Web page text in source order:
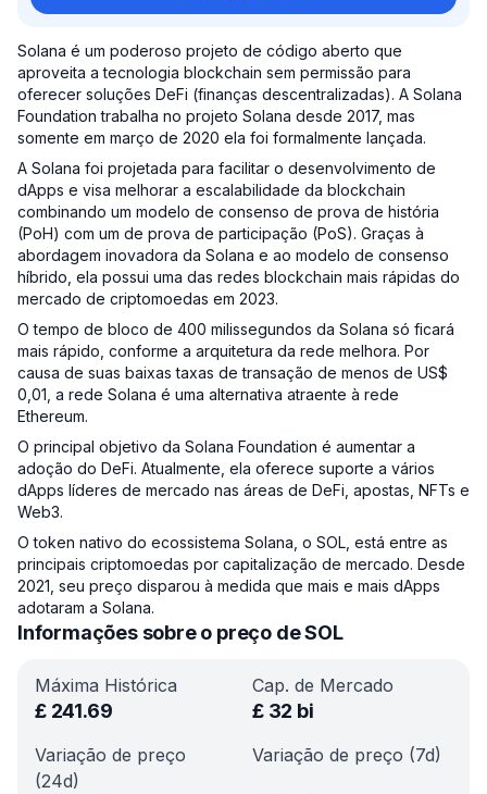
Solana é um poderoso projeto de código aberto que
aproveita a tecnologia blockchain sem permissão para
oferecer soluções DeFi (finanças descentralizadas). A Solana
Foundation trabalha no projeto Solana desde 2017, mas
somente em março de 2020 ela foi formalmente lançada.
A Solana foi projetada para facilitar o desenvolvimento de
dApps e visa melhorar a escalabilidade da blockchain
combinando um modelo de consenso de prova de história
(PoH) com um de prova de participação (PoS). Graças à
abordagem inovadora da Solana e ao modelo de consenso
híbrido, ela possui uma das redes blockchain mais rápidas do
mercado de criptomoedas em 2023.
O tempo de bloco de 400 milissegundos da Solana só ficará
mais rápido, conforme a arquitetura da rede melhora. Por
causa de suas baixas taxas de transação de menos de US$
0,01, a rede Solana é uma alternativa atraente à rede
Ethereum.
O principal objetivo da Solana Foundation é aumentar a
adoção do DeFi. Atualmente, ela oferece suporte a vários
dApps líderes de mercado nas áreas de DeFi, apostas, NFTs e
Web3.
O token nativo do ecossistema Solana, o SOL, está entre as
principais criptomoedas por capitalização de mercado. Desde
2021, seu preço disparou à medida que mais e mais dApps
adotaram a Solana.
Informações sobre o preço de SOL
Máxima Histórica
£ 241.69
Cap. de Mercado
£ 32 bi
Variação de preço
(24d)
Variação de preço (7d)